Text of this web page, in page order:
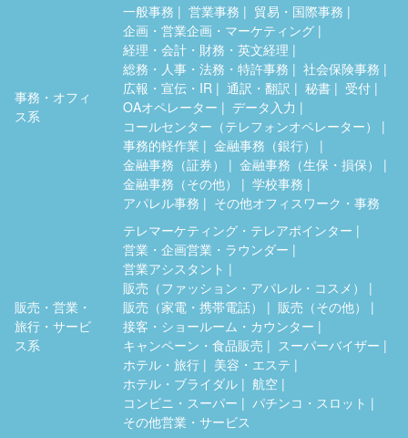
事務・オフィ
ス系
一般事務 営業事務
貿易・国際事務
企画・営業企画・マーケティング
経理・会計・財務・英文経理
総務・人事・法務・特許事務
社会保険事務
広報・宣伝・IR
通訳・翻訳 秘書
受付
OAオペレーター
データ入力
コールセンター（テレフォンオペレーター）
事務的軽作業
金融事務（銀行）
金融事務（証券）
金融事務（生保・損保）
金融事務（その他）
学校事務
アパレル事務
その他オフィスワーク・事務
販売・営業・
旅行・サービ
ス系
テレマーケティング・テレアポインター
営業・企画営業・ラウンダー
営業アシスタント
販売（ファッション・アパレル・コスメ）
販売（家電・携帯電話）
販売（その他）
接客・ショールーム・カウンター
キャンペーン・食品販売
スーパーバイザー
ホテル・旅行
美容・エステ
ホテル・ブライダル
航空
コンビニ・スーパー
パチンコ・スロット
その他営業・サービス